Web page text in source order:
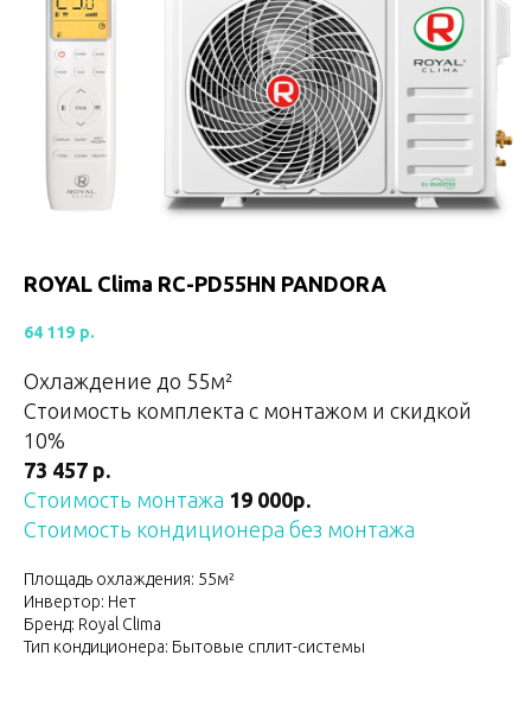
ROYAL Clima RC-PD55HN PANDORA
64 119 р.
Охлаждение до 55м²
Стоимость комплекта с монтажом и скидкой
10%
73 457 р.
Стоимость монтажа 19 000р.
Стоимость кондиционера без монтажа
Площадь охлаждения: 55м²
Инвертор: Нет
Бренд: Royal Clima
Тип кондиционера: Бытовые сплит-системы